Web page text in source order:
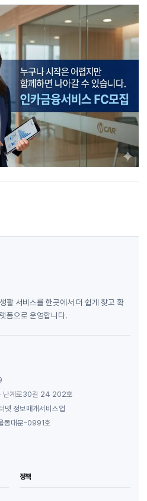
활 서비스를 한곳에서 더 쉽게 찾고 확
폼으로 운영합니다.
난계로30길 24 202호
넷 정보매개서비스업
동대문-0991호
정책